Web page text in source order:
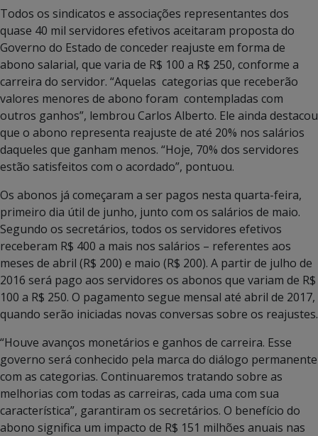
Todos os sindicatos e associações representantes dos
quase 40 mil servidores efetivos aceitaram proposta do
Governo do Estado de conceder reajuste em forma de
abono salarial, que varia de R$ 100 a R$ 250, conforme a
carreira do servidor. “Aquelas categorias que receberão
valores menores de abono foram contempladas com
outros ganhos”, lembrou Carlos Alberto. Ele ainda destacou
que o abono representa reajuste de até 20% nos salários
daqueles que ganham menos. “Hoje, 70% dos servidores
estão satisfeitos com o acordado”, pontuou.
Os abonos já começaram a ser pagos nesta quarta-feira,
primeiro dia útil de junho, junto com os salários de maio.
Segundo os secretários, todos os servidores efetivos
receberam R$ 400 a mais nos salários – referentes aos
meses de abril (R$ 200) e maio (R$ 200). A partir de julho de
2016 será pago aos servidores os abonos que variam de R$
100 a R$ 250. O pagamento segue mensal até abril de 2017,
quando serão iniciadas novas conversas sobre os reajustes.
“Houve avanços monetários e ganhos de carreira. Esse
governo será conhecido pela marca do diálogo permanente
com as categorias. Continuaremos tratando sobre as
melhorias com todas as carreiras, cada uma com sua
característica”, garantiram os secretários. O benefício do
abono significa um impacto de R$ 151 milhões anuais nas